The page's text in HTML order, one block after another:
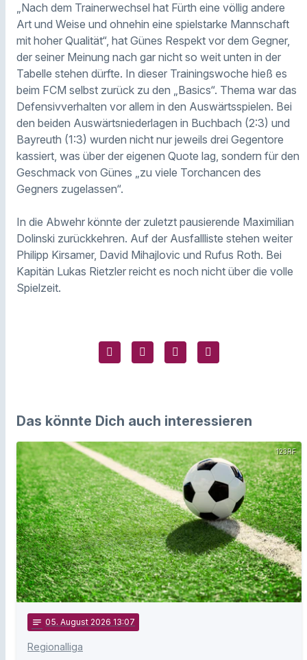
„Nach dem Trainerwechsel hat Fürth eine völlig andere
Art und Weise und ohnehin eine spielstarke Mannschaft
mit hoher Qualität“, hat Günes Respekt vor dem Gegner,
der seiner Meinung nach gar nicht so weit unten in der
Tabelle stehen dürfte. In dieser Trainingswoche hieß es
beim FCM selbst zurück zu den „Basics“. Thema war das
Defensivverhalten vor allem in den Auswärtsspielen. Bei
den beiden Auswärtsniederlagen in Buchbach (2:3) und
Bayreuth (1:3) wurden nicht nur jeweils drei Gegentore
kassiert, was über der eigenen Quote lag, sondern für den
Geschmack von Günes „zu viele Torchancen des
Gegners zugelassen“.
In die Abwehr könnte der zuletzt pausierende Maximilian
Dolinski zurückkehren. Auf der Ausfallliste stehen weiter
Philipp Kirsamer, David Mihajlovic und Rufus Roth. Bei
Kapitän Lukas Rietzler reicht es noch nicht über die volle
Spielzeit.
Das könnte Dich auch interessieren
123RF
notes 05. August 2026 13:07
Regionalliga